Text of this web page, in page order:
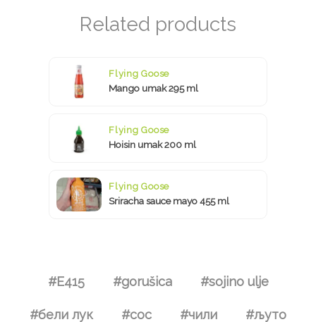
Flying Goose
Mango umak 295 ml
Flying Goose
Hoisin umak 200 ml
Flying Goose
Sriracha sauce mayo 455 ml
#E415 #gorušica #sojino ulje
#бели лук #сос #чили #љуто